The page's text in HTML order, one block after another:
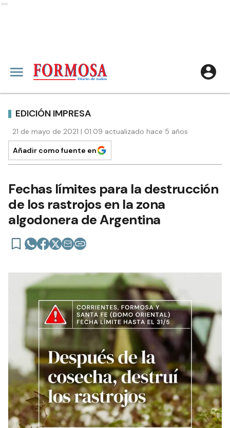
Ads
EDICIÓN IMPRESA
21 de mayo de 2021 | 01:09 actualizado hace 5 años
Añadir como fuente en
Fechas límites para la destrucción
de los rastrojos en la zona
algodonera de Argentina